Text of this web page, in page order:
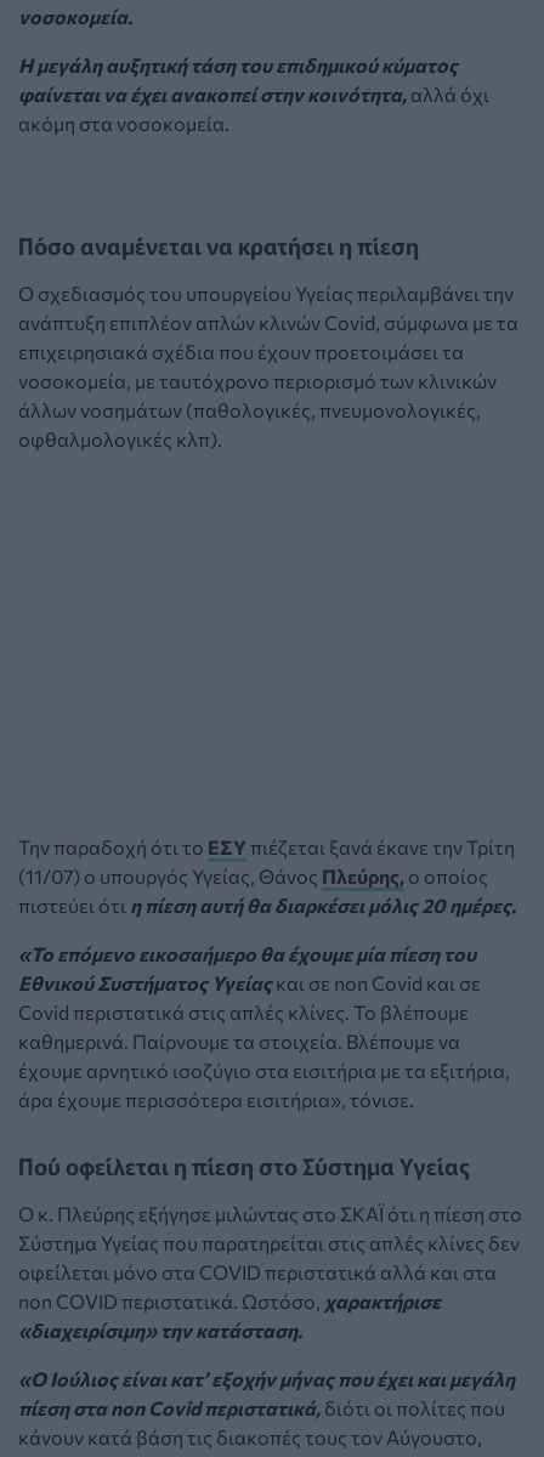
νοσοκομεία.
Η μεγάλη αυξητική τάση του επιδημικού κύματος
φαίνεται να έχει ανακοπεί στην κοινότητα, αλλά όχι
ακόμη στα νοσοκομεία.
Πόσο αναμένεται να κρατήσει η πίεση
Ο σχεδιασμός του υπουργείου Υγείας περιλαμβάνει την
ανάπτυξη επιπλέον απλών κλινών Covid, σύμφωνα με τα
επιχειρησιακά σχέδια που έχουν προετοιμάσει τα
νοσοκομεία, με ταυτόχρονο περιορισμό των κλινικών
άλλων νοσημάτων (παθολογικές, πνευμονολογικές,
οφθαλμολογικές κλπ).
Την παραδοχή ότι το ΕΣΥ πιέζεται ξανά έκανε την Τρίτη
(11/07) ο υπουργός Υγείας, Θάνος Πλεύρης, ο οποίος
πιστεύει ότι η πίεση αυτή θα διαρκέσει μόλις 20 ημέρες.
«Το επόμενο εικοσαήμερο θα έχουμε μία πίεση του
Εθνικού Συστήματος Υγείαςκαι σε non Covid και σε
Covid περιστατικά στις απλές κλίνες. Το βλέπουμε
καθημερινά. Παίρνουμε τα στοιχεία. Βλέπουμε να
έχουμε αρνητικό ισοζύγιο στα εισιτήρια με τα εξιτήρια,
άρα έχουμε περισσότερα εισιτήρια», τόνισε.
Πού οφείλεται η πίεση στο Σύστημα Υγείας
Ο κ. Πλεύρης εξήγησε μιλώντας στο ΣΚΑΪ ότι η πίεση στο
Σύστημα Υγείας που παρατηρείται στις απλές κλίνες δεν
οφείλεται μόνο στα COVID περιστατικά αλλά και στα
non COVID περιστατικά. Ωστόσο, χαρακτήρισε
«διαχειρίσιμη» την κατάσταση.
«Ο Ιούλιος είναι κατ’ εξοχήν μήνας που έχει και μεγάλη
πίεση στα non Covid περιστατικά, διότι οι πολίτες που
κάνουν κατά βάση τις διακοπές τους τον Αύγουστο,